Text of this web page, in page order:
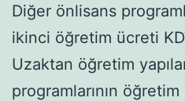
Diğer önlisans
ikinci öğretim ücreti
Uzaktan öğretim
programlarının